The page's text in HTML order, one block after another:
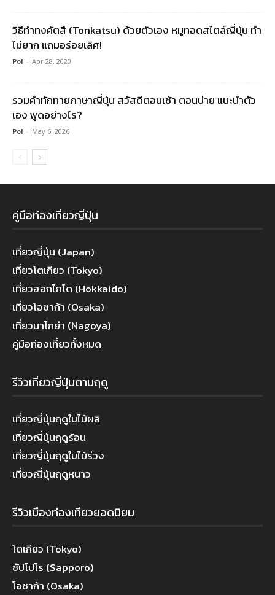
วิธีทำทงคัตสึ (Tonkatsu) ด้วยตัวเอง หมูทอดสไตล์ญี่ปุ่น ทำ
ไม่ยาก แถมอร่อยเลิศ!
Poi - Apr 28, 2020
รวมคําทักทายภาษาญี่ปุ่น สวัสดีตอนเช้า ตอนบ่าย แนะนำตัว
เอง พูดอย่างไร?
Poi - May 6, 2026
คู่มือท่องเที่ยวญี่ปุ่น
เที่ยวญี่ปุ่น (Japan)
เที่ยวโตเกียว (Tokyo)
เที่ยวฮอกไกโด (Hokkaido)
เที่ยวโอซาก้า (Osaka)
เที่ยวนาโกย่า (Nagoya)
คู่มือท่องเที่ยวทั้งหมด
รีวิวเที่ยวญี่ปุ่นตามฤดู
เที่ยวญี่ปุ่นฤดูใบไม้ผลิ
เที่ยวญี่ปุ่นฤดูร้อน
เที่ยวญี่ปุ่นฤดูใบไม้ร่วง
เที่ยวญี่ปุ่นฤดูหนาว
รีวิวเมืองท่องเที่ยวยอดนิยม
โตเกียว (Tokyo)
ซัปโปโร (Sapporo)
โอซาก้า (Osaka)